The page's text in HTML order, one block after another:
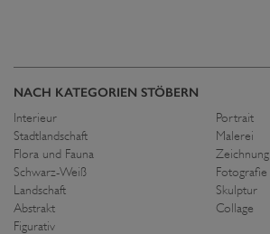
NACH KATEGORIEN STÖBERN
Interieur
Stadtlandschaft
Flora und Fauna
Schwarz-Weiß
Landschaft
Abstrakt
Figurativ
Portrait
Malerei
Zeichnung
Fotografie
Skulptur
Collage